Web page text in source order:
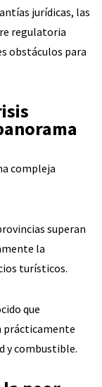
jurídicas, las
regulatoria
obstáculos para
compleja
superan
la
turísticos.
que
prácticamente
y combustible.